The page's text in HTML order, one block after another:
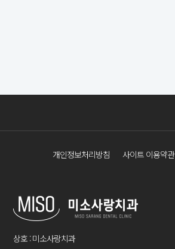
개인정보처리방침 사이트 이용약관
상호 : 미소사랑치과